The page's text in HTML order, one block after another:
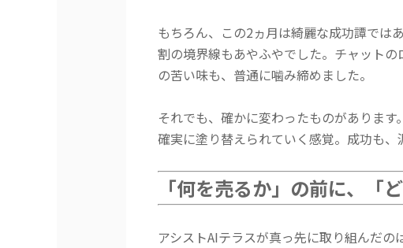
もちろん、この2ヵ月は綺麗な成功譚では
割の境界線もあやふやでした。チャット
の苦い味も、普通に噛み締めました。
それでも、確かに変わったものがありま
確実に塗り替えられていく感覚。成功も、
「何を売るか」の前に、「
アシストAIテラスが真っ先に取り組んだ